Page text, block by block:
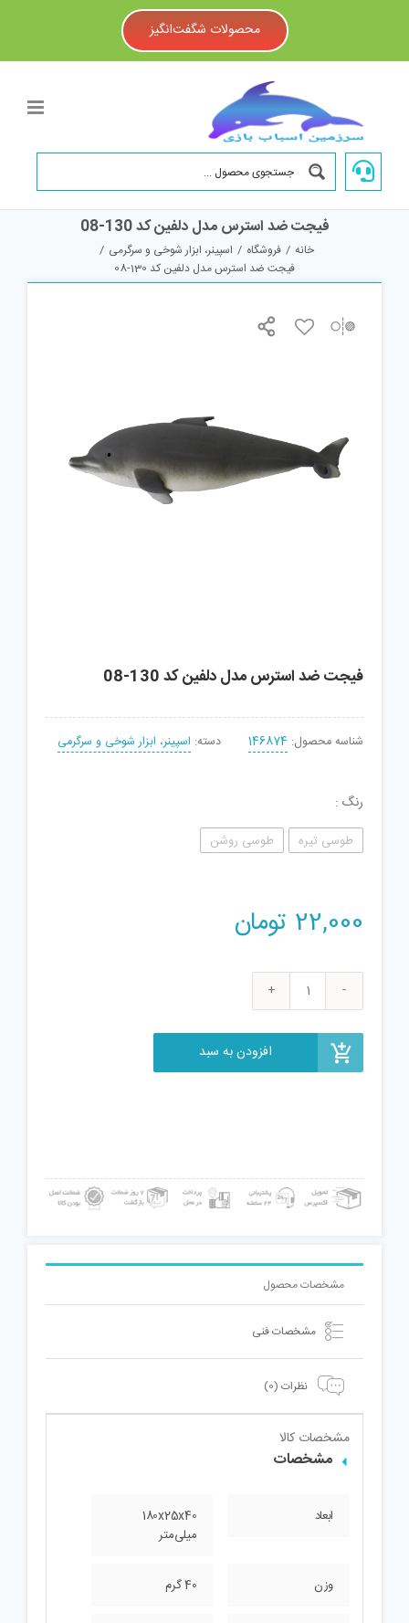
محصولات شگفت‌انگیز
فیجت ضد استرس مدل دلفین کد 130-08
خانه / فروشگاه / اسپینر، ابزار شوخی و سرگرمی /
فیجت ضد استرس مدل دلفین کد 130-08
فیجت ضد استرس مدل دلفین کد 130-08
شناسه محصول: 146874 دسته: اسپینر، ابزار شوخی و سرگرمی
رنگ
طوسی تیره طوسی روشن
22,000 تومان
فیجت
افزودن به سبد
مشخصات محصول
مشخصات فنی
نظرات (0)
مشخصات کالا
مشخصات
ابعاد
180x25x40
میلی‌متر
وزن 40 گرم